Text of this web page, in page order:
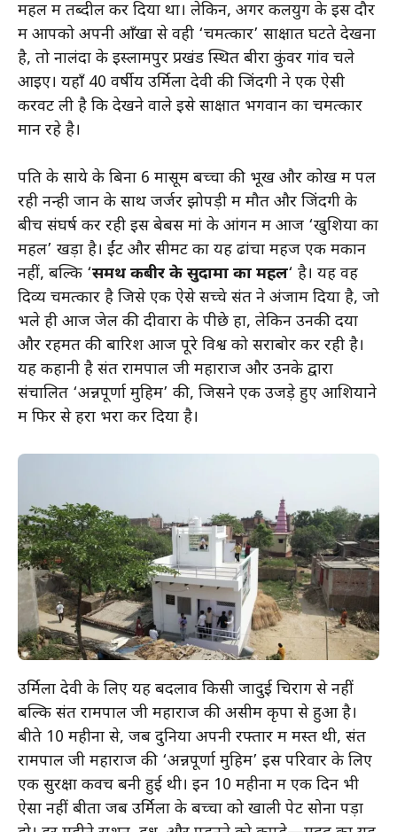
महल में तब्दील कर दिया था। लेकिन, अगर कलयुग के इस दौर
में आपको अपनी आँखों से वही ‘चमत्कार’ साक्षात घटते देखना
है, तो नालंदा के इस्लामपुर प्रखंड स्थित बीरा कुंवर गांव चले
आइए। यहाँ 40 वर्षीय उर्मिला देवी की जिंदगी ने एक ऐसी
करवट ली है कि देखने वाले इसे साक्षात भगवान का चमत्कार
मान रहे है।
पति के साये के बिना 6 मासूम बच्चों की भूख और कोख में पल
रही नन्ही जान के साथ जर्जर झोपड़ी में मौत और जिंदगी के
बीच संघर्ष कर रही इस बेबस मां के आंगन में आज ‘खुशियों का
महल’ खड़ा है। ईंट और सीमेंट का यह ढांचा महज एक मकान
नहीं, बल्कि ‘समर्थ कबीर के सुदामा का महल‘ है। यह वह
दिव्य चमत्कार है जिसे एक ऐसे सच्चे संत ने अंजाम दिया है, जो
भले ही आज जेल की दीवारों के पीछे हों, लेकिन उनकी दया
और रहमत की बारिश आज पूरे विश्व को सराबोर कर रही है।
यह कहानी है संत रामपाल जी महाराज और उनके द्वारा
संचालित ‘अन्नपूर्णा मुहिम’ की, जिसने एक उजड़े हुए आशियाने
में फिर से हरा भरा कर दिया है।
उर्मिला देवी के लिए यह बदलाव किसी जादुई चिराग से नहीं
बल्कि संत रामपाल जी महाराज की असीम कृपा से हुआ है।
बीते 10 महीनों से, जब दुनिया अपनी रफ्तार में मस्त थी, संत
रामपाल जी महाराज की ‘अन्नपूर्णा मुहिम’ इस परिवार के लिए
एक सुरक्षा कवच बनी हुई थी। इन 10 महीनों में एक दिन भी
ऐसा नहीं बीता जब उर्मिला के बच्चों को खाली पेट सोना पड़ा